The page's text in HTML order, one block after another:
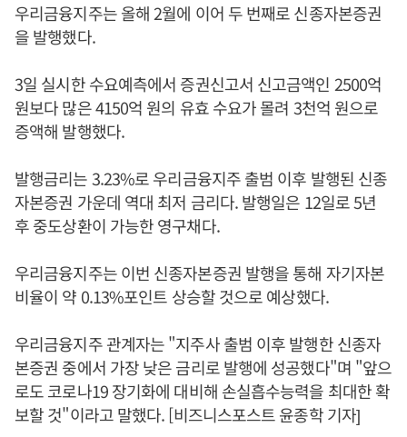
우리금융지주는 올해 2월에 이어 두 번째로 신종자본증권
을 발행했다.
3일 실시한 수요예측에서 증권신고서 신고금액인 2500억
원보다 많은 4150억 원의 유효 수요가 몰려 3천억 원으로
증액해 발행했다.
발행금리는 3.23%로 우리금융지주 출범 이후 발행된 신종
자본증권 가운데 역대 최저 금리다. 발행일은 12일로 5년
후 중도상환이 가능한 영구채다.
우리금융지주는 이번 신종자본증권 발행을 통해 자기자본
비율이 약 0.13%포인트 상승할 것으로 예상했다.
우리금융지주 관계자는 "지주사 출범 이후 발행한 신종자
본증권 중에서 가장 낮은 금리로 발행에 성공했다"며 "앞으
로도 코로나19 장기화에 대비해 손실흡수능력을 최대한 확
보할 것"이라고 말했다. [비즈니스포스트 윤종학 기자]